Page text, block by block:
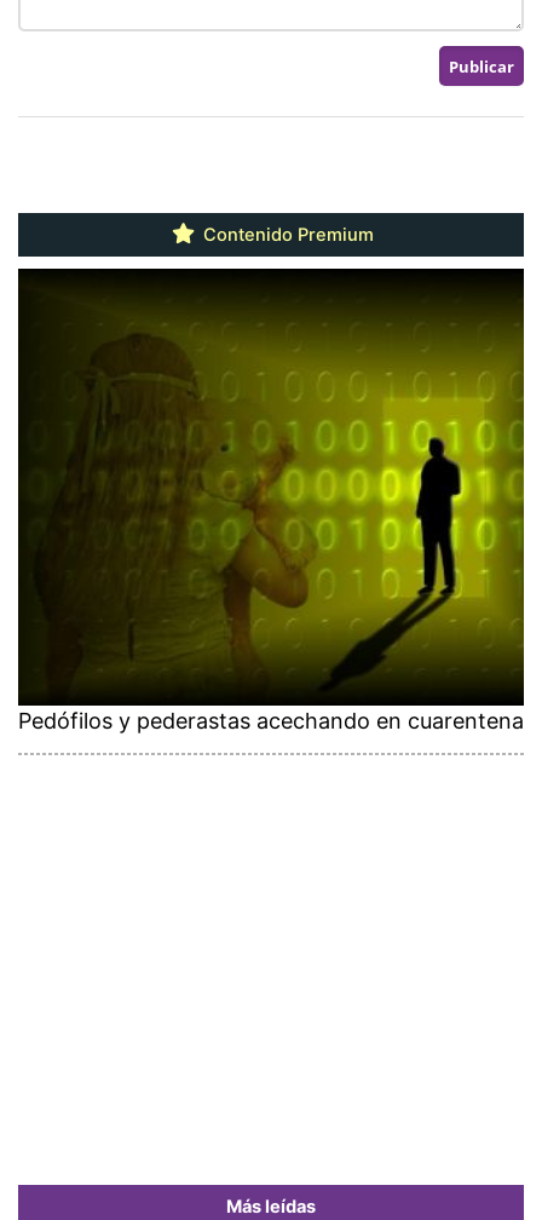
Contenido Premium
Pedófilos y pederastas acechando en cuarentena
Más leídas